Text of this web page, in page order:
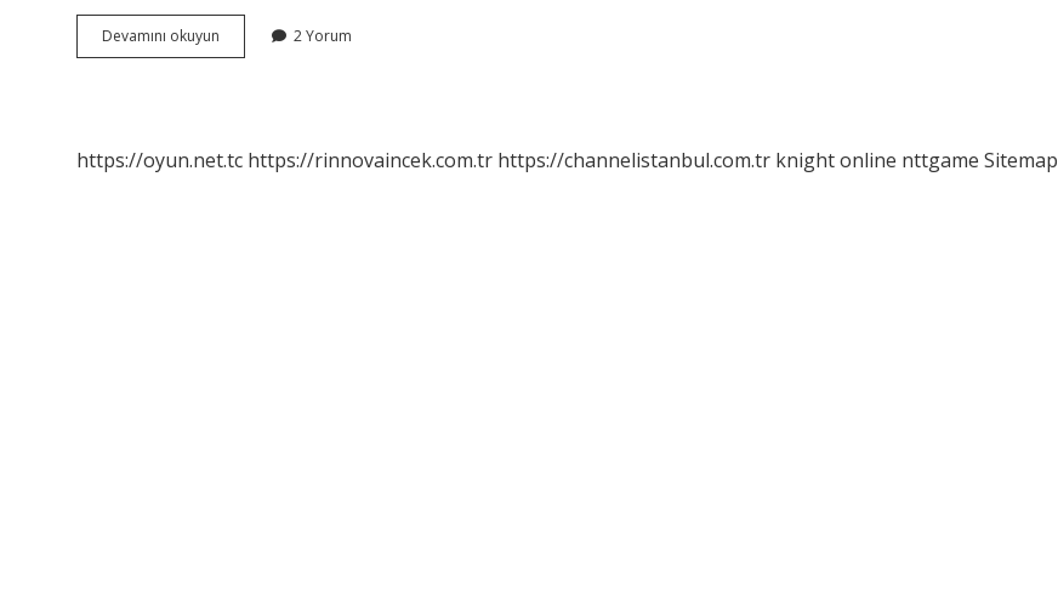
Devamını okuyun
Dışı
2 Yorum
https://oyun.net.tc https://rinnovaincek.com.tr https://channelistanbul.com.tr knight online nttgame Sitemap